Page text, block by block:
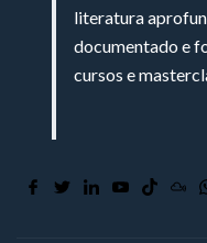
literatura
documentado e
cursos e